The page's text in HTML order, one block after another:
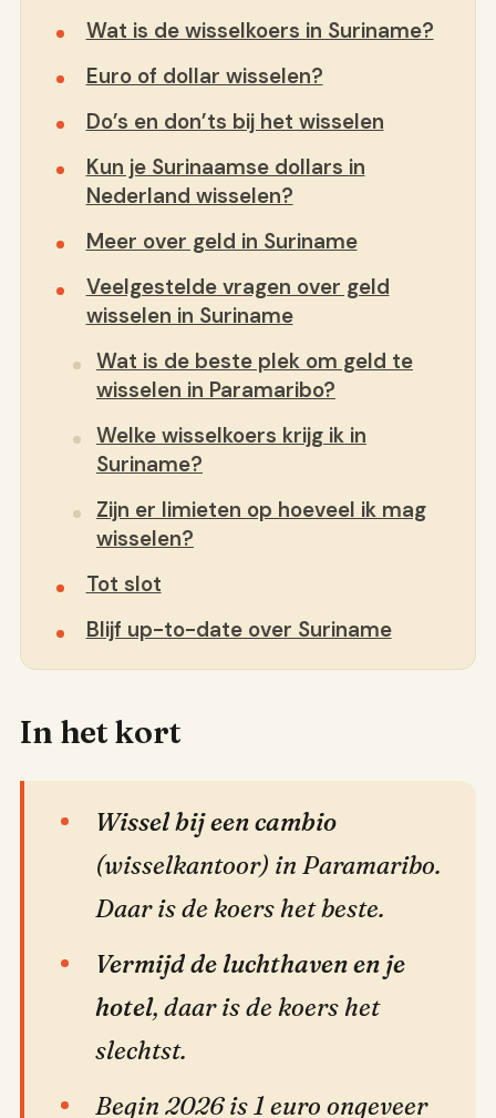
Wat is de wisselkoers in Suriname?
Euro of dollar wisselen?
Do’s en don’ts bij het wisselen
Kun je Surinaamse dollars in
Nederland wisselen?
Meer over geld in Suriname
Veelgestelde vragen over geld
wisselen in Suriname
Wat is de beste plek om geld te
wisselen in Paramaribo?
Welke wisselkoers krijg ik in
Suriname?
Zijn er limieten op hoeveel ik mag
wisselen?
Tot slot
Blijf up-to-date over Suriname
In het kort
Wissel bij een cambio
(wisselkantoor) in Paramaribo.
Daar is de koers het beste.
Vermijd de luchthaven en je
hotel, daar is de koers het
slechtst.
Begin 2026 is 1 euro ongeveer